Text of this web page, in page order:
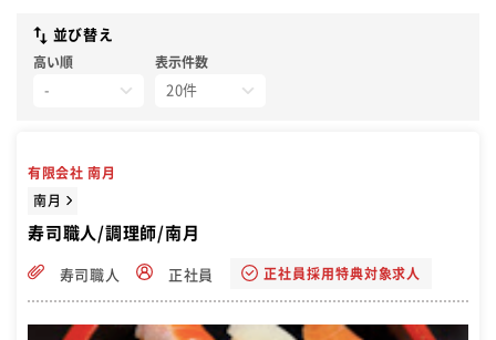
並び替え
高い順 表示件数
有限会社 南月
南月
寿司職人/調理師/南月
寿司職人 正社員 正社員採用特典対象求人